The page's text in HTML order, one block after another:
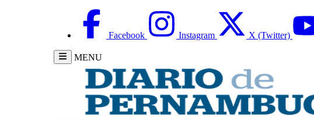
Facebook Instagram X (Twitter)
MENU